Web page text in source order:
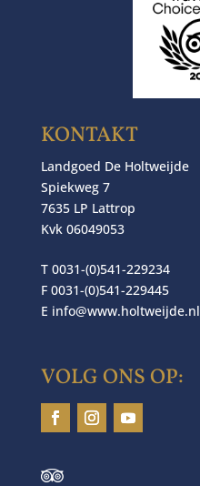
KONTAKT
Landgoed De Holtweijde
Spiekweg 7
7635 LP Lattrop
Kvk 06049053
T 0031-(0)541-229234
F 0031-(0)541-229445
E info@www.holtweijde.nl
VOLG ONS OP: